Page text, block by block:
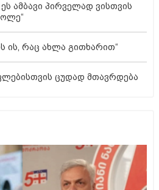
ამბავი პირველად ვისთვის
ის, რაც ახლა გითხარით“
ცუდად მთავრდება